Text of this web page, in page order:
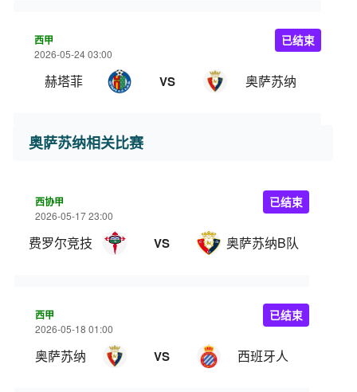
西甲
2026-05-24 03:00
赫塔菲 VS 奥萨苏纳
已结束
奥萨苏纳相关比赛
西协甲
2026-05-17 23:00
费罗尔竞技 VS 奥萨苏纳B队
已结束
西甲
2026-05-18 01:00
奥萨苏纳 VS 西班牙人
已结束